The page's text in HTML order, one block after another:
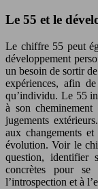
Le 55 et le
Le chiffre 55 peut
développement
un besoin de sortir
expériences, afin
qu’individu. Le 55
à son cheminement
jugements
aux changements
évolution. Voir le
question, identifier
concrètes pour
l’introspection et à